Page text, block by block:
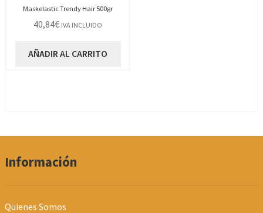
Maskelastic Trendy Hair 500gr
40,84€ IVA INCLUIDO
AÑADIR AL CARRITO
Información
Quienes Somos